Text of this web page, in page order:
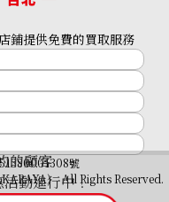
的顧客
活動進行中！
鋪提供免費的買取服務
號
All Rights Reserved.